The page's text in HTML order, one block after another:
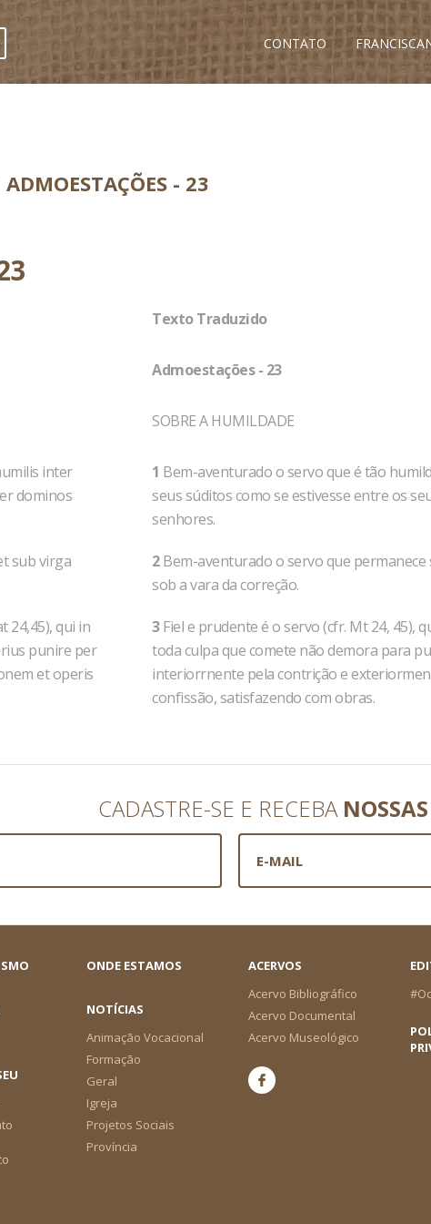
CONTATO
ADMOESTAÇÕES - 23
inter
dominos
sub virga
24,45), qui in
punire per
et operis
Texto Traduzido
Admoestações - 23
SOBRE A HUMILDADE
1 Bem-aventurado o servo que é tão
seus súditos como se estivesse entre os
senhores.
2Bem-aventurado o servo que permanece
sob a vara da correção.
3Fiel e prudente é o servo (cfr. Mt 24, 45),
toda culpa que comete não demora para
interiorrnente pela contrição e
confissão, satisfazendo com obras.
CADASTRE-SE E RECEBA
ONDE ESTAMOS
ACERVOS
Acervo Bibliográfico
Acervo Documental
Acervo Museológico
NOTÍCIAS
Animação Vocacional
Formação
Geral
Igreja
Projetos Sociais
Província